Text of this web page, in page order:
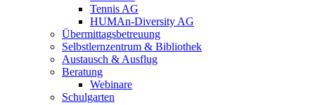
Tennis AG
HUMAn-Diversity AG
Übermittagsbetreuung
Selbstlernzentrum & Bibliothek
Austausch & Ausflug
Beratung
Webinare
Schulgarten